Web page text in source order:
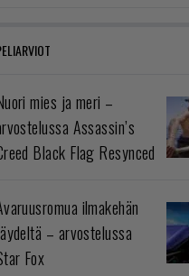
mies ja meri –
Assassin’s
Black Flag Resynced
ilmakehän
– arvostelussa
Fox